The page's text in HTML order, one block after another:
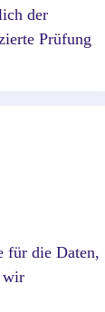
der
Prüfung
für die Daten,
wir